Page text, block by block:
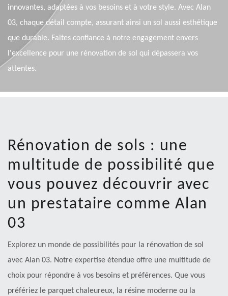
innovantes, adaptées à vos besoins et à votre style. Avec Alan
03, chaque détail compte, assurant ainsi un sol aussi esthétique
que durable. Faites confiance à notre engagement envers
l'excellence pour une rénovation de sol qui dépassera vos
attentes.
Rénovation de sols : une
multitude de possibilité que
vous pouvez découvrir avec
un prestataire comme Alan
03
Explorez un monde de possibilités pour la rénovation de sol
avec Alan 03. Notre expertise étendue offre une multitude de
choix pour répondre à vos besoins et préférences. Que vous
préfériez le parquet chaleureux, la résine moderne ou la